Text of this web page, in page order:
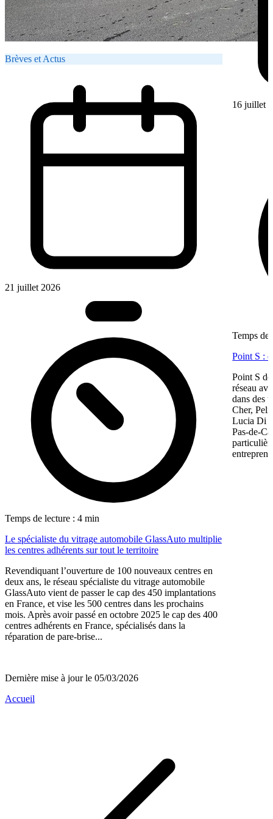
Brèves et Actus
21 juillet 2026
Temps de lecture : 4 min
Le spécialiste du vitrage automobile GlassAuto multiplie
les centres adhérents sur tout le territoire
Revendiquant l’ouverture de 100 nouveaux centres en
deux ans, le réseau spécialiste du vitrage automobile
GlassAuto vient de passer le cap des 450 implantations
en France, et vise les 500 centres dans les prochains
mois. Après avoir passé en octobre 2025 le cap des 400
centres adhérents en France, spécialisés dans la
réparation de pare-brise...
16 juillet
Temps de
Point S :
Point S
réseau
dans des
Cher,
Lucia Di
Pas-de-
Dernière mise à jour le 05/03/2026
Accueil